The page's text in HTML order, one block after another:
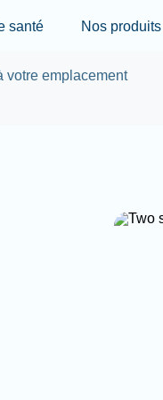
santé Nos produits
votre emplacement